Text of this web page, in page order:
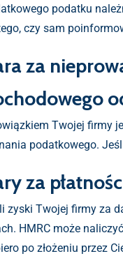
podatku
czy sam
za
Twojej firmy
podatkowego.
za
zyski Twojej firmy za
HMRC może
po złożeniu przez